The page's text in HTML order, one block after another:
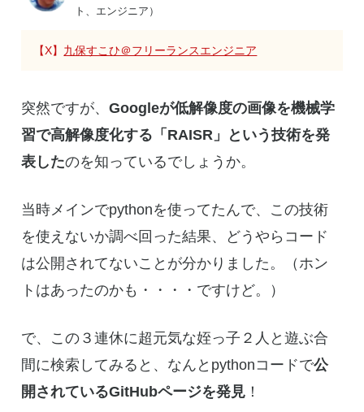
ト、エンジニア）
【X】 九保すこひ＠フリーランスエンジニア
突然ですが、Googleが低解像度の画像を機械学
習で高解像度化する「RAISR」という技術を発
表したのを知っているでしょうか。
当時メインでpythonを使ってたんで、この技術
を使えないか調べ回った結果、どうやらコード
は公開されてないことが分かりました。（ホン
トはあったのかも・・・・ですけど。）
で、この３連休に超元気な姪っ子２人と遊ぶ合
間に検索してみると、なんとpythonコードで公
開されているGitHubページを発見 ！